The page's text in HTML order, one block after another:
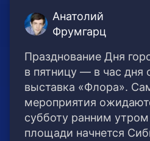
Анатолий
Фрумгарц
Празднование Дня
в пятницу — в час дня
выставка «Флора».
мероприятия
субботу ранним
площади начнется